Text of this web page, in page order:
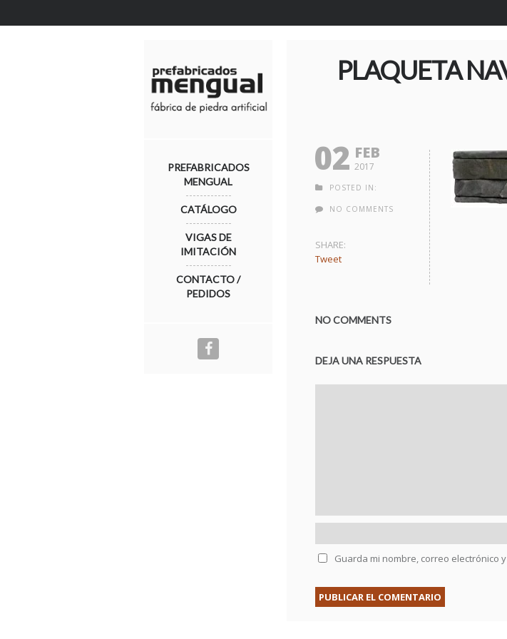
PREFABRICADOS
MENGUAL
CATÁLOGO
VIGAS DE
IMITACIÓN
CONTACTO /
PEDIDOS
PLAQUETA
02 FEB
2017
POSTED IN:
NO COMMENTS
SHARE:
Tweet
NO COMMENTS
DEJA UNA RESPUESTA
Guarda mi nombre, correo electrónico